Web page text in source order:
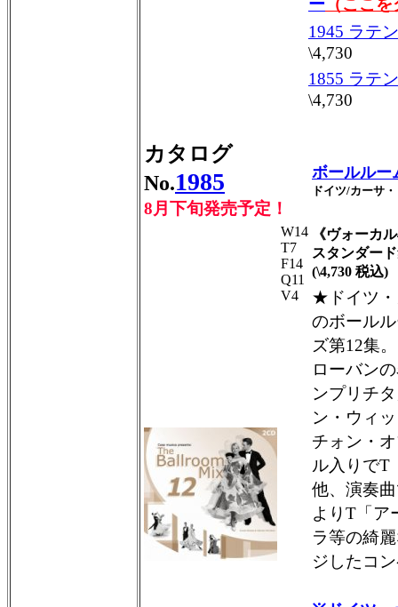
ー （ここ
1945 ラテ
\4,730
1855 ラテ
\4,730
カタログ
No.1985
8月下旬発売予定！
ボールル
ドイツ/カーサ
W14
T7
F14
Q11
V4
《ヴォーカ
スタンダー
(\4,730 税込)
★ドイツ・
のボール
ズ第12集
ローバン
ンプリチ
ン・ウィ
チォン・
ル入りでT
他、演奏
よりT「ア
ラ等の綺
ジしたコ